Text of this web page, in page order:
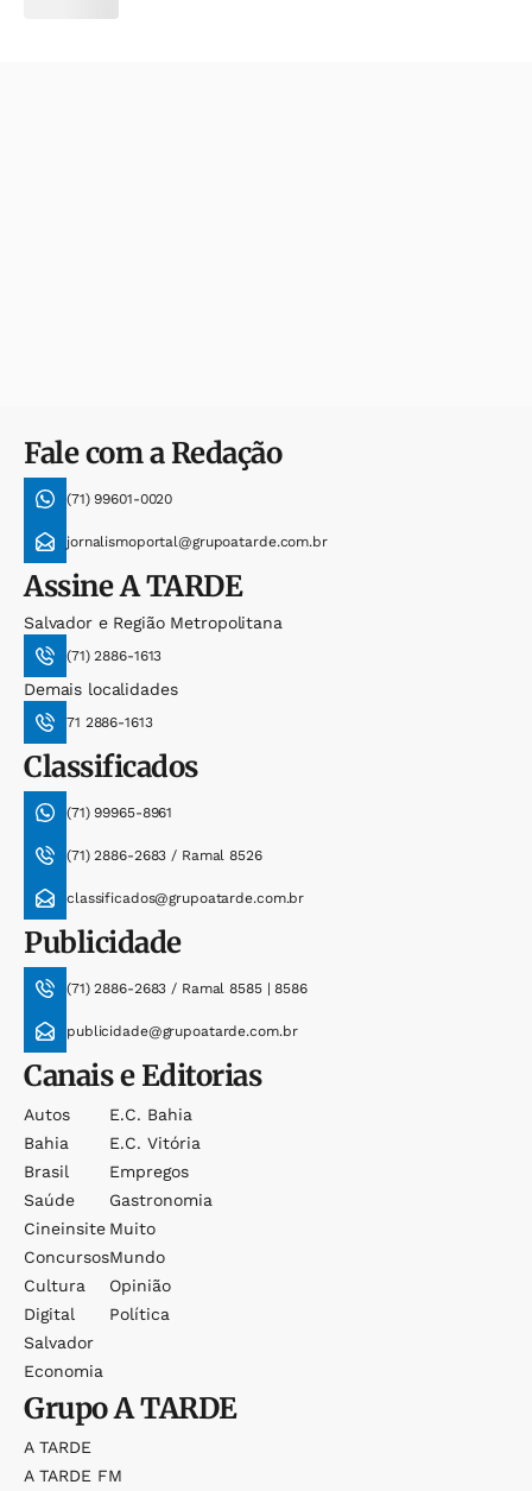
Fale com a Redação
(71) 99601-0020
jornalismoportal@grupoatarde.com.br
AssineA TARDE
Salvador e Região Metropolitana
(71) 2886-1613
Demais localidades
71 2886-1613
Classificados
(71) 99965-8961
(71) 2886-2683 / Ramal 8526
classificados@grupoatarde.com.br
Publicidade
(71) 2886-2683 / Ramal 8585 | 8586
publicidade@grupoatarde.com.br
Canais e Editorias
Autos
Bahia
Brasil
Saúde
Cineinsite
Concursos
Cultura
Digital
Salvador
Economia
E.c. Bahia
E.c. Vitória
Empregos
Gastronomia
Muito
Mundo
Opinião
Política
GrupoA TARDE
A TARDE
A TARDE FM